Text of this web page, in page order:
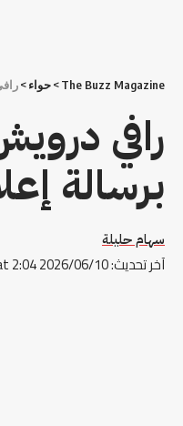
The Buzz Magazine
>حواء>
رافي
برسالة
آخر تحديث: 2026/06/10 at 2:04 مساءً
سهام حليلة